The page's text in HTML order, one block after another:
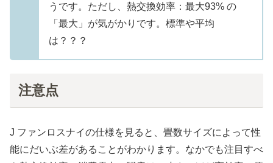
うです。ただし、熱交換効率：最大93% の
「最大」が気がかりです。標準や平均
は？？？
注意点
J ファンロスナイの仕様を見ると、畳数サイズによって性
能にだいぶ差があることがわかります。なかでも注目すべ